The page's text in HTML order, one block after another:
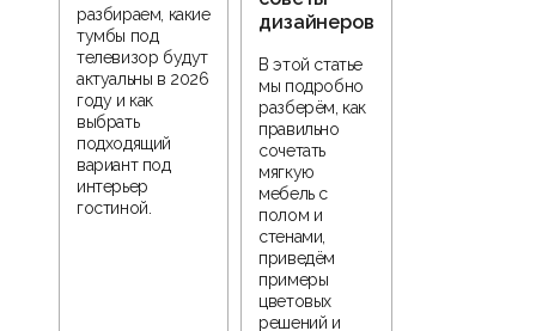
разбираем, какие
тумбы под
телевизор будут
актуальны в 2026
году и как
выбрать
подходящий
вариант под
интерьер
гостиной.
дизайнеров
В этой статье
мы подробно
разберём, как
правильно
сочетать
мягкую
мебель с
полом и
стенами,
приведём
примеры
цветовых
решений и